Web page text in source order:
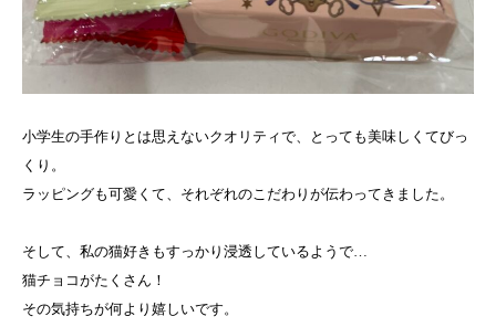
小学生の手作りとは思えないクオリティで、とっても美味しくてびっ
くり。
ラッピングも可愛くて、それぞれのこだわりが伝わってきました。
そして、私の猫好きもすっかり浸透しているようで…
猫チョコがたくさん！
その気持ちが何より嬉しいです。